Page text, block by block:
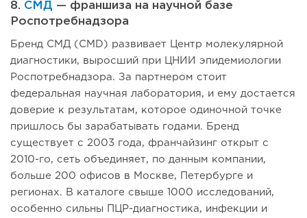
8. СМД — франшиза на научной базе
Роспотребнадзора
Бренд СМД (CMD) развивает Центр молекулярной
диагностики, выросший при ЦНИИ эпидемиологии
Роспотребнадзора. За партнером стоит
федеральная научная лаборатория, и ему достается
доверие к результатам, которое одиночной точке
пришлось бы зарабатывать годами. Бренд
существует с 2003 года, франчайзинг открыт с
2010-го, сеть объединяет, по данным компании,
больше 200 офисов в Москве, Петербурге и
регионах. В каталоге свыше 1000 исследований,
особенно сильны ПЦР-диагностика, инфекции и